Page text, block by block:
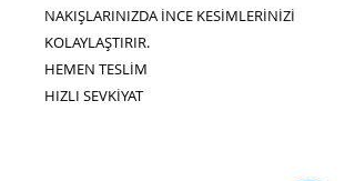
NAKIŞLARINIZDA İNCE KESİMLERİNİZİ
KOLAYLAŞTIRIR.
HEMEN TESLİM
HIZLI SEVKİYAT